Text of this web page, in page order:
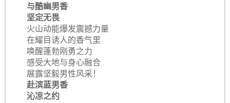
与酷幽男香
坚定无畏
火山动能爆发震撼力量
在耀目诱人的香气里
唤醒蓬勃刚勇之力
感受大地与身心融合
展露坚毅男性风采！
赴滨蓝男香
沁凉之约